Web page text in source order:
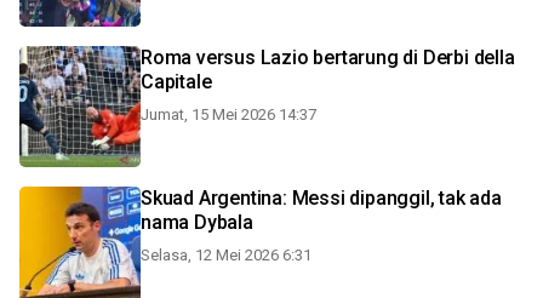
Roma versus Lazio bertarung di Derbi della
Capitale
Jumat, 15 Mei 2026 14:37
Skuad Argentina: Messi dipanggil, tak ada
nama Dybala
Selasa, 12 Mei 2026 6:31